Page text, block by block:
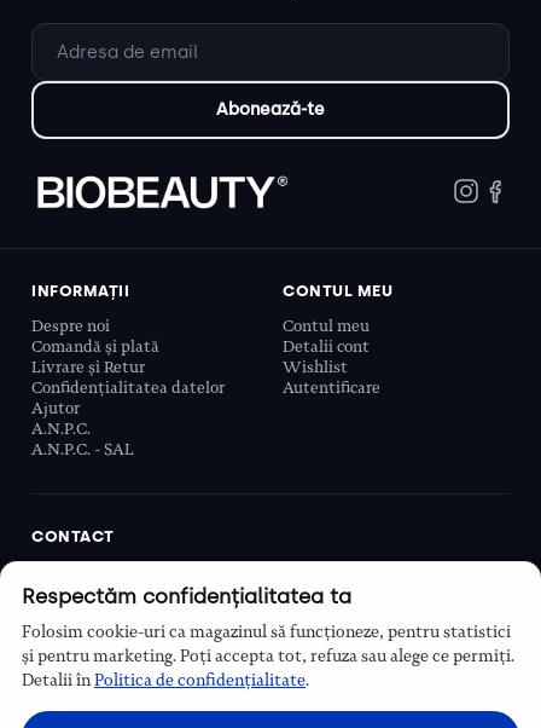
INFORMAȚII
Despre noi
Comandă și plată
Livrare și Retur
Confidențialitatea datelor
Ajutor
A.N.P.C.
A.N.P.C. - SAL
CONTUL MEU
Contul meu
Detalii cont
Wishlist
Autentificare
CONTACT
Sector 6, București, România
Program
Luni–Vineri, 9:00 – 16:00
Respectăm confidențialitatea ta
Folosim cookie-uri ca magazinul să funcționeze, pentru statistici
și pentru marketing. Poți accepta tot, refuza sau alege ce permiți.
Detalii înPolitica de confidențialitate.